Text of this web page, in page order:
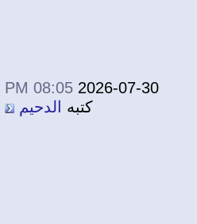
2026-07-30
08:05 PM
كتبهالدحيم